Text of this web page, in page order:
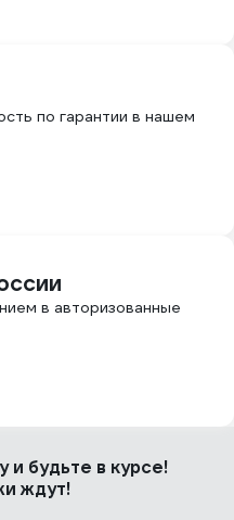
по гарантии в нашем
в авторизованные
и будьте в курсе!
ждут!